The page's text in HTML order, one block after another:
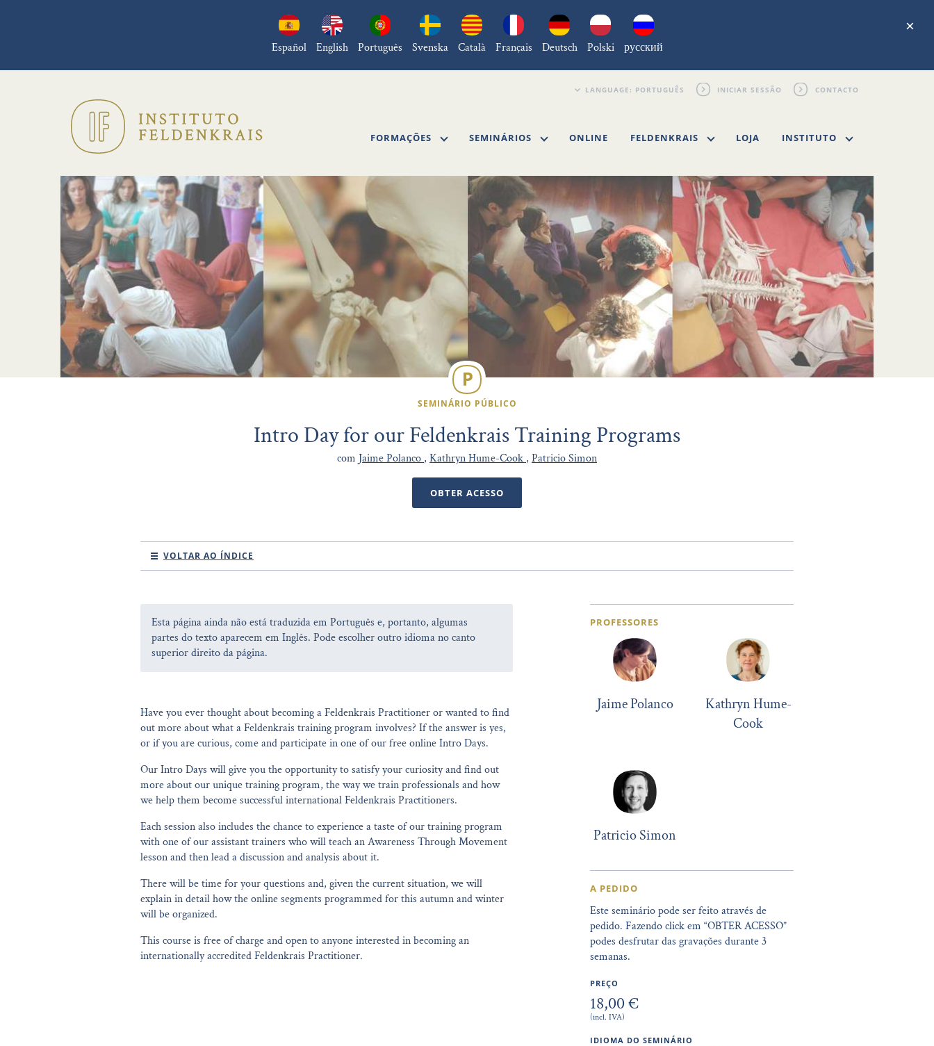
Español English Português Svenska Català Français Deutsch Polski русский
×
INICIAR SESSÃO CONTACTO
FORMAÇÕES SEMINÁRIOS ONLINE FELDENKRAIS LOJA INSTITUTO
SEMINÁRIO PÚBLICO
Intro Day for our Feldenkrais Training Programs
com Jaime Polanco, Kathryn Hume-Cook, Patricio Simon
OBTER ACESSO
VOLTAR AO ÍNDICE
Esta página ainda não está traduzida em Português e, portanto, algumas
partes do texto aparecem em Inglês. Pode escolher outro idioma no canto
superior direito da página.
Have you ever thought about becoming a Feldenkrais Practitioner or wanted to find
out more about what a Feldenkrais training program involves? If the answer is yes,
or if you are curious, come and participate in one of our free online Intro Days.
Our Intro Days will give you the opportunity to satisfy your curiosity and find out
more about our unique training program, the way we train professionals and how
we help them become successful international Feldenkrais Practitioners.
Each session also includes the chance to experience a taste of our training program
with one of our assistant trainers who will teach an Awareness Through Movement
lesson and then lead a discussion and analysis about it.
There will be time for your questions and, given the current situation, we will
explain in detail how the online segments programmed for this autumn and winter
will be organized.
This course is free of charge and open to anyone interested in becoming an
internationally accredited Feldenkrais Practitioner.
PROFESSORES
Jaime Polanco
Kathryn Hume-
Cook
Patricio Simon
A PEDIDO
Este seminário pode ser feito através de
pedido. Fazendo click em “OBTER ACESSO”
podes desfrutar das gravações durante 3
semanas.
PREÇO
18,00 €
(incl. IVA)
IDIOMA DO SEMINÁRIO